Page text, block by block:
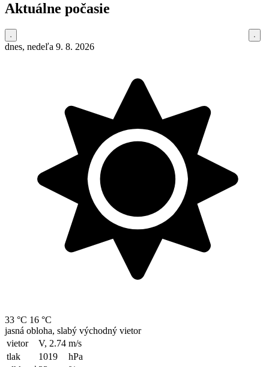
Aktuálne počasie
dnes, nedeľa 9. 8. 2026
33 °C 16 °C
jasná obloha, slabý východný vietor
vietor
V, 2.74 m/s
tlak
1019
hPa